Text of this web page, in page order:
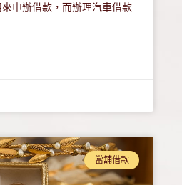
申辦借款，而辦理汽車借款
當舖借款